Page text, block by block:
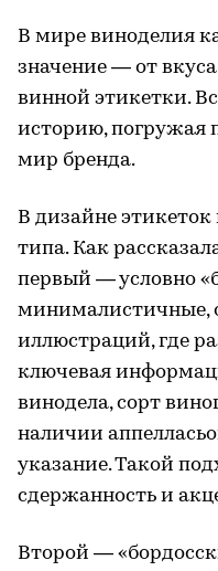
В мире виноделия
значение — от
винной этикетки.
историю, погружая
мир бренда.
В дизайне
типа. Как
первый — условно
минималистичные,
иллюстраций, где
ключевая
винодела, сорт
наличии
указание. Такой
сдержанность и
Второй —